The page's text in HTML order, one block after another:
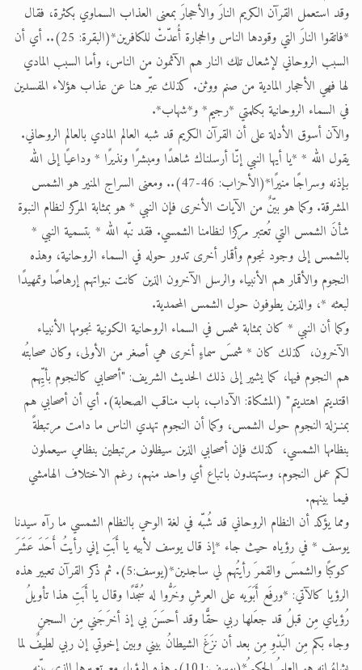
وقد استعمل القرآن الكريم النارَ والأحجارَ بمعنى العذاب السماوي بكثرة، فقال
*فاتقوا النارَ التي وقودها الناس والحجارة أُعدّتْ للكافرين*(البقرة: 25).. أي أن
السبب الروحاني لإشعال تلك النار هم الآثمون من الناس، وأما السبب المادي
لها فهي الأحجار المادية من صنم ووثن. كذلك عبّر هنا عن عذاب هؤلاء المفسدين
في السماء الروحانية بكلمتي *رجيم* و*شهاب*.
والآن أسوق الأدلة على أن القرآن الكريم قد شبه العالم المادي بالعالم الروحاني.
يقول الله * *يا أيها النبي إنّا أرسلناك شاهدًا ومبشرًا ونذيرًا * وداعيًا إلى الله
بإذنه وسراجًا منيرًا*(الأحزاب: 46-47).. ومعنى السراج المنير هو الشمس
المشرقة. وكما هو بيّنٌ من الآيات الأخرى فإن النبي * هو بمثابة المركز لنظام النبوة
شأنَ الشمس التي تُعتبر مركزا لنظامنا الشمسي. فقد نبّه الله * بتسمية النبي *
بالشمس إلى وجود نجوم وأقمار أخرى تدور حوله في السماء الروحانية، وهذه
النجوم والأقمار هم الأنبياء والرسل الآخرون الذين كانت نبواتهم إرهاصًا وتمهيدًا
لبعثه *، والذين يطوفون حول الشمس المحمدية.
وكما أن النبي * كان بمثابة شمس في السماء الروحانية الكونية نجومها الأنبياء
الآخرون، كذلك كان * شمسَ سماءٍ أخرى هي أصغر من الأولى، وكان صحابتُه
هم النجوم فيها، كما يشير إلى ذلك الحديث الشريف: "أصحابي كالنجوم بأيِّهم
اقتديتم اهتديتم" (المشكاة: الآداب، باب مناقب الصحابة). أي أن أصحابي هم
بمنـزلة النجوم حول الشمس، وكما أن النجوم تهدي الناس ما دامت مرتبطةً
بنظامها الشمسي، كذلك فإن أصحابي الذين سيظلون مرتبطين بنظامي سيعملون
لكم عمل النجوم، وستهتدون باتباع أي واحد منهم، رغم الاختلاف الهامشي
فيما بينهم.
ومما يؤكد أن النظام الروحاني قد شُبّه في لغة الوحي بالنظام الشمسي ما رآه سيدنا
يوسف * في رؤياه حيث جاء *إذ قال يوسف لأبيه يا أَبَتِ إني رأيتُ أَحَدَ عَشَرَ
كوكبًا والشمسَ والقمرَ رأيتُهم لي ساجدين*(يوسف:5). ثم ذكر القرآن تعبير هذه
الرؤيا كالآتي: *ورفَع أَبَوَيه على العرشِ وخَرُّوا له سُجَّدًا وقال يا أَبَتِ هذا تأويلُ
رُؤياي مِن قبلُ قد جعَلها ربي حقًّا وقد أحسَنَ بي إذ أخرَجَني مِن السجنِ
وجاء بكم مِن البَدْوِ مِن بعد أن نزَغَ الشيطانُ بيني وبين إخوتي إن ربي لطيفٌ لما